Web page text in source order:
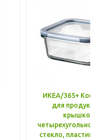
ИКЕА/365+
для
крышкой,
стекло, пластик